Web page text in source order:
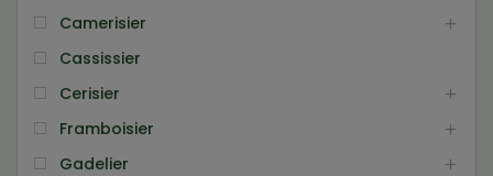
Camerisier
Cassissier
Cerisier
Framboisier
Gadelier